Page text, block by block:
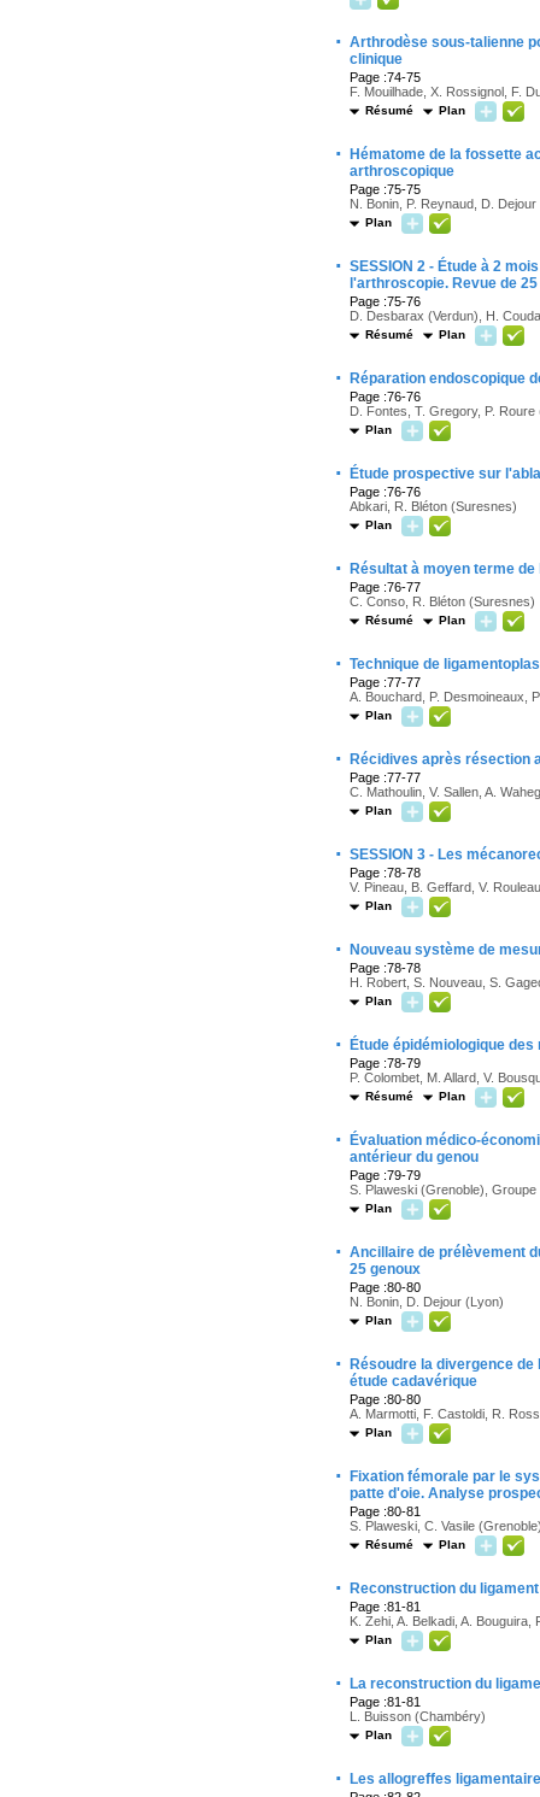
· Arthrodèse sous-talienne
clinique
Page :74-75
F. Mouilhade, X. Rossignol, F.
Résumé Plan
·
Hématome de la fossette
arthroscopique
Page :75-75
N. Bonin, P. Reynaud, D.
Plan
· SESSION 2 - Étude à 2
l'arthroscopie. Revue de
Page :75-76
D. Desbarax (Verdun), H.
Résumé Plan
· Réparation endoscopique
Page :76-76
D. Fontes, T. Gregory, P. Roure
Plan
· Étude prospective sur
Page :76-76
Abkari, R. Bléton (Suresnes)
Plan
· Résultat à moyen terme
Page :76-77
C. Conso, R. Bléton (Suresnes)
Résumé Plan
· Technique de
Page :77-77
A. Bouchard, P. Desmoineaux,
Plan
· Récidives après résection
Page :77-77
C. Mathoulin, V. Sallen, A.
Plan
· SESSION 3 - Les
Page :78-78
V. Pineau, B. Geffard, V.
Plan
· Nouveau système de
Page :78-78
H. Robert, S. Nouveau, S.
Plan
· Étude épidémiologique
Page :78-79
P. Colombet, M. Allard, V.
Résumé Plan
·
Évaluation médico-
antérieur du genou
Page :79-79
S. Plaweski (Grenoble),
Plan
· Ancillaire de prélèvement
25 genoux
Page :80-80
N. Bonin, D. Dejour (Lyon)
Plan
·
Résoudre la divergence
étude cadavérique
Page :80-80
A. Marmotti, F. Castoldi, R.
Plan
·
Fixation fémorale par le
patte d'oie. Analyse
Page :80-81
S. Plaweski, C. Vasile
Résumé Plan
· Reconstruction du
Page :81-81
K. Zehi, A. Belkadi, A.
Plan
· La reconstruction du
Page :81-81
L. Buisson (Chambéry)
Plan
· Les allogreffes